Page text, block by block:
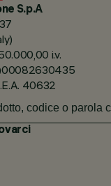
S.p.A
i.v.
40632